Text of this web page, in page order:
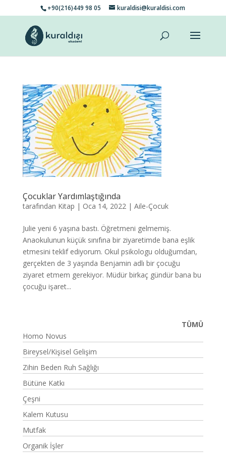
+90(216)449 98 05 kuraldisi@kuraldisi.com
Çocuklar Yardımlaştığında
tarafından Kitap | Oca 14, 2022| Aile-Çocuk
Julie yeni 6 yaşına bastı. Öğretmeni gelmemiş.
Anaokulunun küçük sınıfına bir ziyaretimde bana eşlik
etmesini teklif ediyorum. Okul psikologu olduğumdan,
gerçekten de 3 yaşında Benjamin adlı bir çocuğu
ziyaret etmem gerekiyor. Müdür birkaç gündür bana bu
çocuğu işaret...
TÜMÜ
Homo Novus
Bireysel/Kişisel Gelişim
Zihin Beden Ruh Sağlığı
Bütüne Katkı
Çeşni
Kalem Kutusu
Mutfak
Organik İşler